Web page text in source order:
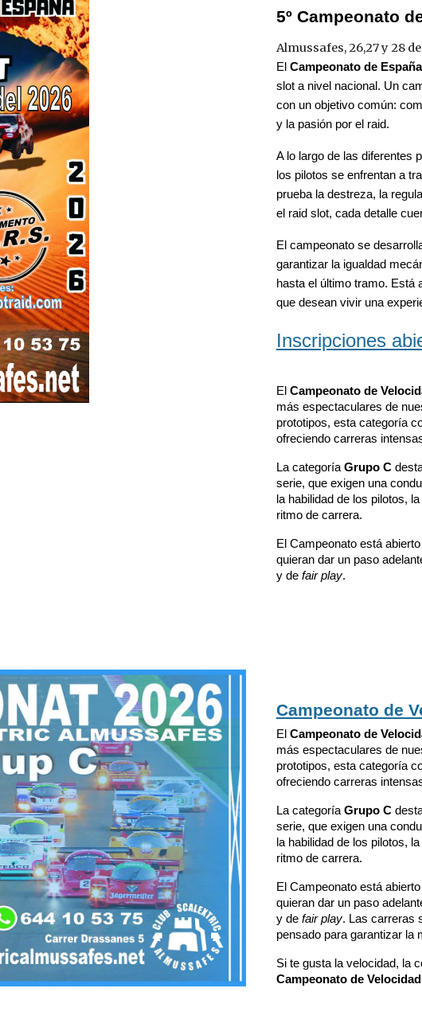
5º Campeonato
Almussafes, 26,27 y 28
El Campeonato de
slot a nivel nacional. Un
con un objetivo común:
y la pasión por el raid.
A lo largo de las diferentes
los pilotos se enfrentan a
prueba la destreza, la
el raid slot, cada detalle
El campeonato se
garantizar la igualdad
hasta el último tramo. Está
que desean vivir una
Inscripciones
El Campeonato de
más espectaculares de
prototipos, esta categoría
ofreciendo carreras
La categoría Grupo C
serie, que exigen una
la habilidad de los pilotos,
ritmo de carrera.
El Campeonato está
quieran dar un paso
y de fair play.
Campeonato de
El Campeonato de
más espectaculares de
prototipos, esta categoría
ofreciendo carreras
La categoríaGrupo C
serie, que exigen una
la habilidad de los pilotos,
ritmo de carrera.
El Campeonato está
quieran dar un paso
y de fair play. Las carreras
pensado para garantizar la
Si te gusta la velocidad, la
Campeonato de